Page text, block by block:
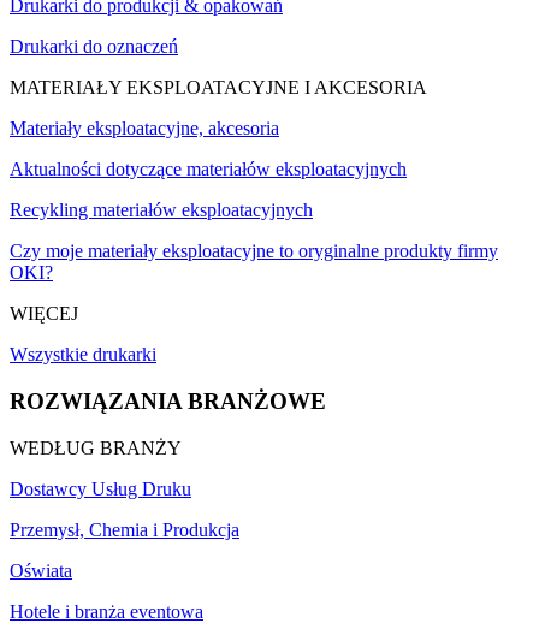
Drukarki do produkcji & opakowań
Drukarki do oznaczeń
MATERIAŁY EKSPLOATACYJNE I AKCESORIA
Materiały eksploatacyjne, akcesoria
Aktualności dotyczące materiałów eksploatacyjnych
Recykling materiałów eksploatacyjnych
Czy moje materiały eksploatacyjne to oryginalne produkty firmy
OKI?
WIĘCEJ
Wszystkie drukarki
ROZWIĄZANIA BRANŻOWE
WEDŁUG BRANŻY
Dostawcy Usług Druku
Przemysł, Chemia i Produkcja
Oświata
Hotele i branża eventowa